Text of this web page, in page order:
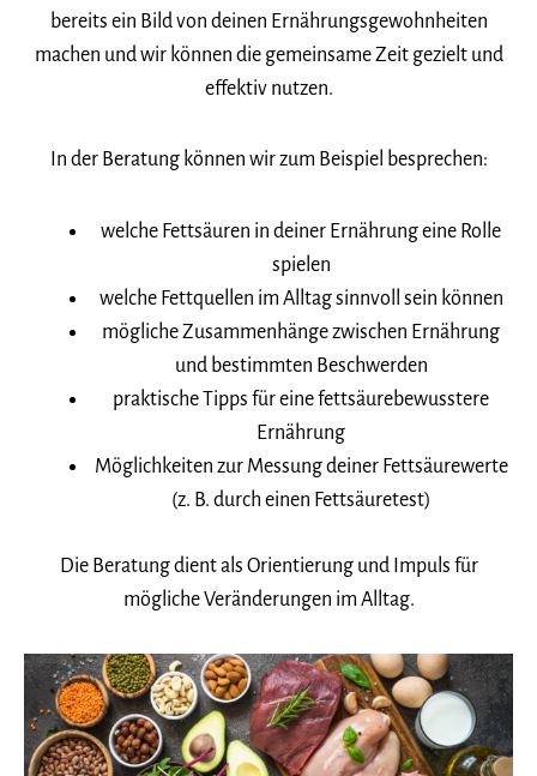
bereits ein Bild von deinen Ernährungsgewohnheiten
machen und wir können die gemeinsame Zeit gezielt und
effektiv nutzen.
In der Beratung können wir zum Beispiel besprechen:
welche Fettsäuren in deiner Ernährung eine Rolle
spielen
welche Fettquellen im Alltag sinnvoll sein können
mögliche Zusammenhänge zwischen Ernährung
und bestimmten Beschwerden
praktische Tipps für eine fettsäurebewusstere
Ernährung
Möglichkeiten zur Messung deiner Fettsäurewerte
(z. B. durch einen Fettsäuretest)
Die Beratung dient als Orientierung und Impuls für
mögliche Veränderungen im Alltag.